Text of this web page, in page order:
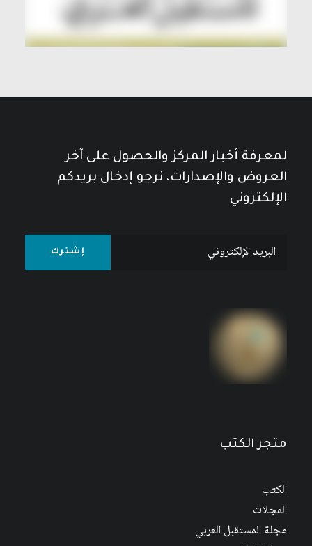
لمعرفة أخبار المركز والحصول على آخر
العروض والإصدارات، نرجو إدخال بريدكم
الإلكتروني
متجر الكتب
الكتب
المجلات
مجلة المستقبل العربي